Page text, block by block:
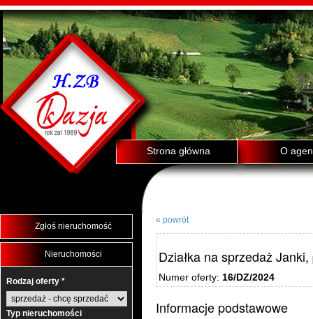
Strona główna O
Zgłoś nieruchomość
Nieruchomości
Rodzaj oferty *
Typ nieruchomości
« powrót
Działka na sprzedaż Janki,
Numer oferty: 16/DZ/2024
Informacje podstawowe